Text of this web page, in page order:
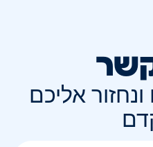
אליכם